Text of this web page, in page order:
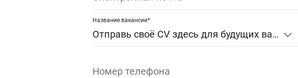
Отправь своё CV здесь для будущих вакансий
Название вакансии*
Номер телефона